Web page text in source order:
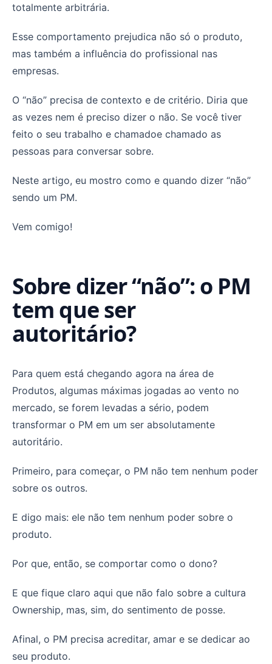
totalmente arbitrária.
Esse comportamento prejudica não só o produto,
mas também a influência do profissional nas
empresas.
O “não” precisa de contexto e de critério. Diria que
as vezes nem é preciso dizer o não. Se você tiver
feito o seu trabalho e chamadoe chamado as
pessoas para conversar sobre.
Neste artigo, eu mostro como e quando dizer “não”
sendo um PM.
Vem comigo!
Sobre dizer “não”: o PM
tem que ser
autoritário?
Para quem está chegando agora na área de
Produtos, algumas máximas jogadas ao vento no
mercado, se forem levadas a sério, podem
transformar o PM em um ser absolutamente
autoritário.
Primeiro, para começar, o PM não tem nenhum poder
sobre os outros.
E digo mais: ele não tem nenhum poder sobre o
produto.
Por que, então, se comportar como o dono?
E que fique claro aqui que não falo sobre a cultura
Ownership, mas, sim, do sentimento de posse.
Afinal, o PM precisa acreditar, amar e se dedicar ao
seu produto.